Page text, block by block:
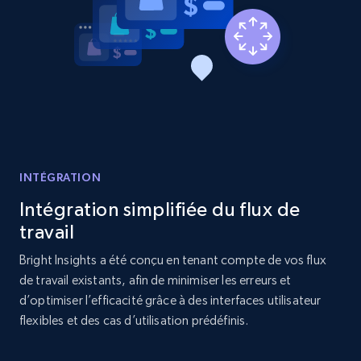
Etsy - Collects data from shop's URL
URL, Product id, Listing inventory id, Title, Rating,
Reviews count shop, Reviews count item, Initial
Amazon products search
Asin, URL, Name, Sponsored, Initial price, Final
1.6K+ 181+ Commencer
INTÉGRATION
Intégration simplifiée du flux de
travail
Bright Insights a été conçu en tenant compte de vos flux
de travail existants, afin de minimiser les erreurs et
d’optimiser l’efficacité grâce à des interfaces utilisateur
flexibles et des cas d’utilisation prédéfinis.